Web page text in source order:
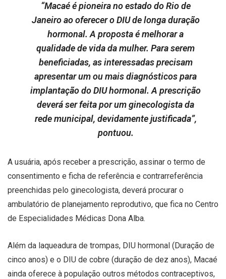
“Macaé é pioneira no estado do Rio de
Janeiro ao oferecer o DIU de longa duração
hormonal. A proposta é melhorar a
qualidade de vida da mulher. Para serem
beneficiadas, as interessadas precisam
apresentar um ou mais diagnósticos para
implantação do DIU hormonal. A prescrição
deverá ser feita por um ginecologista da
rede municipal, devidamente justificada”,
pontuou.
A usuária, após receber a prescrição, assinar o termo de
consentimento e ficha de referência e contrarreferência
preenchidas pelo ginecologista, deverá procurar o
ambulatório de planejamento reprodutivo, que fica no Centro
de Especialidades Médicas Dona Alba.
Além da laqueadura de trompas, DIU hormonal (Duração de
cinco anos) e o DIU de cobre (duração de dez anos), Macaé
ainda oferece à população outros métodos contraceptivos,